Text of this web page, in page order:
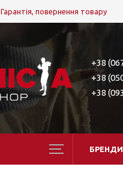
Гарантія, повернення товару
+38
+38
+38
БРЕНДИ